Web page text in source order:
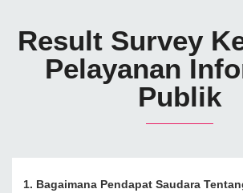
Result Survey
Pelayanan
Publik
1. Bagaimana Pendapat Saudara